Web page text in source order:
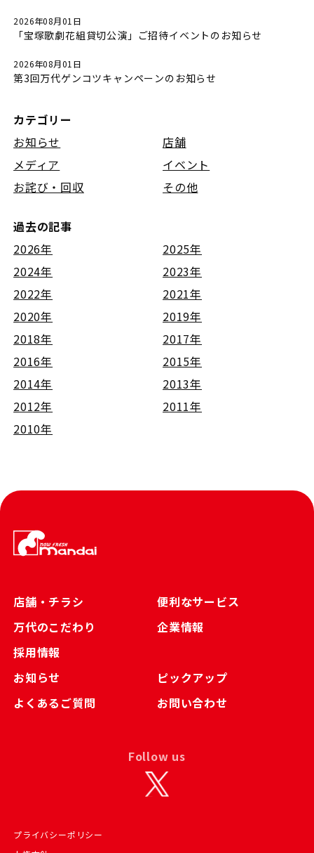
2026年08月01日
「宝塚歌劇花組貸切公演」ご招待イベントのお知らせ
2026年08月01日
第3回万代ゲンコツキャンペーンのお知らせ
カテゴリー
お知らせ
店舗
メディア
イベント
お詫び・回収
その他
過去の記事
2026年
2025年
2024年
2023年
2022年
2021年
2020年
2019年
2018年
2017年
2016年
2015年
2014年
2013年
2012年
2011年
2010年
店舗・チラシ
便利なサービス
万代のこだわり
企業情報
採用情報
お知らせ
ピックアップ
よくあるご質問
お問い合わせ
プライバシーポリシー
Follow us